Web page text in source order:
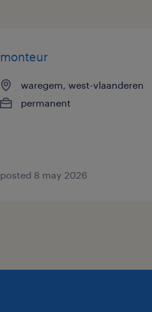
monteur
waregem, west-vlaanderen
permanent
posted 8 may 2026